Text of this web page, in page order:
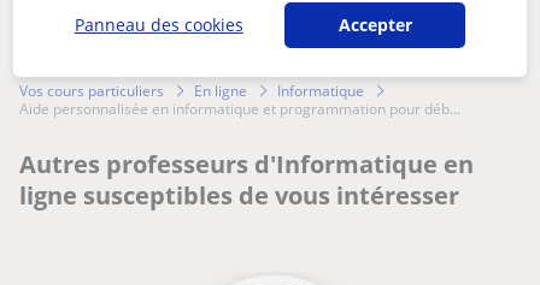
Des problèmes avec ce profil ? Signalez-le
Vos cours particuliers En ligne
Informatique
aide personnalisée en informatique et programmation pour déb...
Autres professeurs d'Informatique en
ligne susceptibles de vous intéresser
Panneau des cookies Accepter